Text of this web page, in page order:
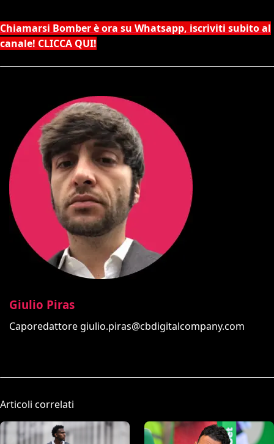
Chiamarsi Bomber è ora su Whatsapp, iscriviti subito al
canale! CLICCA QUI!
Giulio Piras
Caporedattoregiulio.piras@cbdigitalcompany.com
Articoli correlati